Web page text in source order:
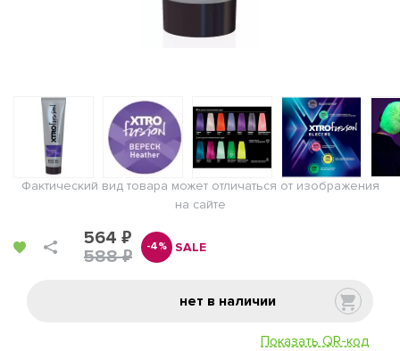
Фактический вид товара может отличаться от изображения
на сайте
564 ₽
588 ₽
-4% SALE
нет в наличии
Показать QR-код